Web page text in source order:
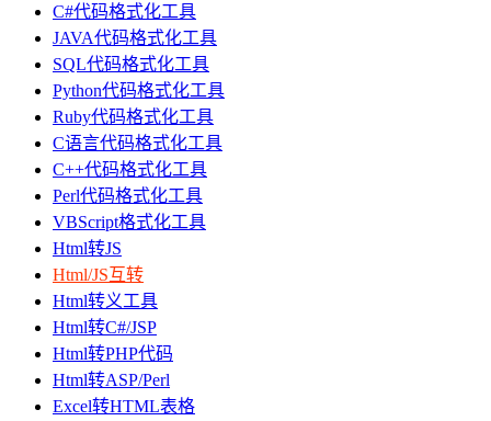
C#代码格式化工具
JAVA代码格式化工具
SQL代码格式化工具
Python代码格式化工具
Ruby代码格式化工具
C语言代码格式化工具
C++代码格式化工具
Perl代码格式化工具
VBScript格式化工具
Html转JS
Html/JS互转
Html转义工具
Html转C#/JSP
Html转PHP代码
Html转ASP/Perl
Excel转HTML表格